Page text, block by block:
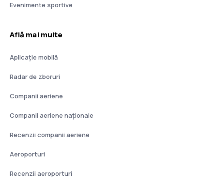
Evenimente sportive
Află mai multe
Aplicație mobilă
Radar de zboruri
Companii aeriene
Companii aeriene naţionale
Recenzii companii aeriene
Aeroporturi
Recenzii aeroporturi